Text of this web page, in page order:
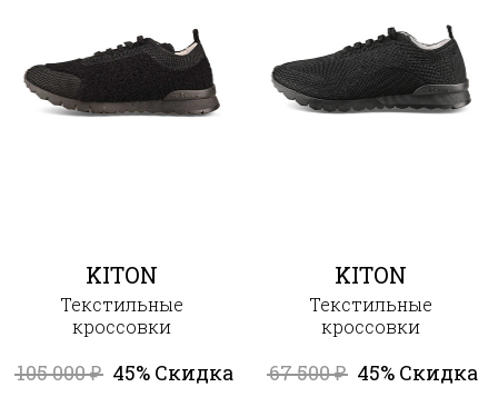
KITON
Текстильные
кроссовки
105 000₽ 45% Скидка
KITON
Текстильные
кроссовки
67 500₽ 45% Скидка